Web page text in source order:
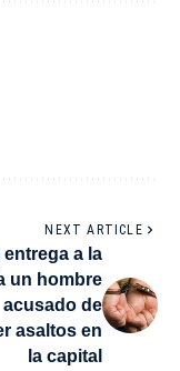
NEXT ARTICLE
entrega a la
un hombre
acusado de
asaltos en
la capital